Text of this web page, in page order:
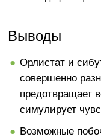
Выводы
Орлистат и
совершенно
предотвращает
симулирует
Возможные